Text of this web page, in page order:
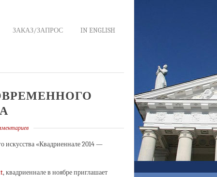
ЗАКАЗ/ЗАПРОС IN ENGLISH
искусства «Квадриеннале 2014 —
, квадриеннале в ноябре приглашает